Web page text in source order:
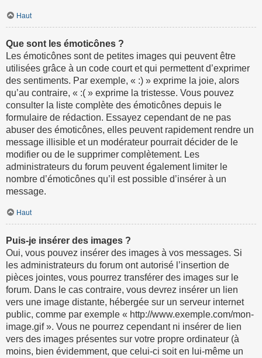
Haut
Que sont les émoticônes ?
Les émoticônes sont de petites images qui peuvent être
utilisées grâce à un code court et qui permettent d’exprimer
des sentiments. Par exemple, « :) » exprime la joie, alors
qu’au contraire, « :( » exprime la tristesse. Vous pouvez
consulter la liste complète des émoticônes depuis le
formulaire de rédaction. Essayez cependant de ne pas
abuser des émoticônes, elles peuvent rapidement rendre un
message illisible et un modérateur pourrait décider de le
modifier ou de le supprimer complètement. Les
administrateurs du forum peuvent également limiter le
nombre d’émoticônes qu’il est possible d’insérer à un
message.
Haut
Puis-je insérer des images ?
Oui, vous pouvez insérer des images à vos messages. Si
les administrateurs du forum ont autorisé l’insertion de
pièces jointes, vous pourrez transférer des images sur le
forum. Dans le cas contraire, vous devrez insérer un lien
vers une image distante, hébergée sur un serveur internet
public, comme par exemple « http://www.exemple.com/mon-
image.gif ». Vous ne pourrez cependant ni insérer de lien
vers des images présentes sur votre propre ordinateur (à
moins, bien évidemment, que celui-ci soit en lui-même un